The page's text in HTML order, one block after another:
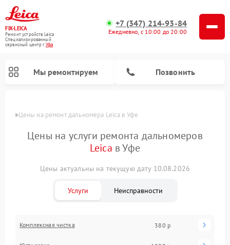
FIX-LEICA
Ремонт устройств Leica
Специализированный
cервисный центр г.Уфа
+7 (347) 214-93-84
Ежедневно, с 10:00 до 20:00
Мы ремонтируем Позвонить
Цены на ремонт дальномера Leica в Уфе
Цены на услуги ремонта дальномеров
Leica в Уфе
Цены актуальны на текущую дату 10.08.2026
Услуги Неисправности
Комплексная чистка 380 р